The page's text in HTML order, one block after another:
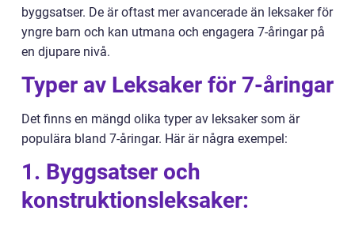
byggsatser. De är oftast mer avancerade än leksaker för
yngre barn och kan utmana och engagera 7-åringar på
en djupare nivå.
Typer av Leksaker för 7-åringar
Det finns en mängd olika typer av leksaker som är
populära bland 7-åringar. Här är några exempel:
1. Byggsatser och
konstruktionsleksaker: